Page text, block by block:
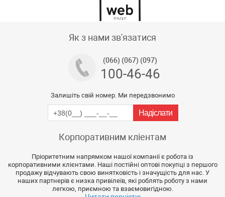
Як з нами зв'язатися
(066) (067) (097)
100-46-46
Залишіть свій номер. Ми передзвонимо
Корпоративним кліентам
Пріоритетним напрямком нашої компанії є робота із
корпоративними клієнтами. Наші постійні оптові покупці з першого
продажу відчувають свою винятковість і значущість для нас. У
наших партнерів є низка привілеїв, які роблять роботу з нами
легкою, приємною та взаємовигідною.